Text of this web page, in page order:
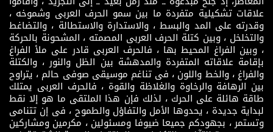
علاقات تشكيلية متفردة ما بين سمو الحرف العربى وشموخه ،
وقدرته على المد والبسط ، والاستدارة والاستطالة ، والتضاغط
والتخلخل ، وبين كتلة الحرف العربى المصمته ، المشحونة بالحركة
، وبين الفراغ المحيط بها ، فالحرف العربى قادر على ملأ الفراغ
بإقامة علاقاته المتفردة والمدهشة بين الظل والنور ، والكتلة
والفراغ ، والخط واللون ، فى تناغم موسيقى صوفى حالم ، يتراوح
بين الرهافة والرخاوة والغلاظة والقوة ، فالحرف العربى يمتلك
طاقة هائلة على الحرك ، لذلك فإن هذا الملتقى ما هو إلا نقط
لبداية جديدة ، يحدوها الأمل والتفاؤل والطموح ، فى إن تتنامى
وتستمر ، بجهودكم جميعا ضيوفا ومسئولين ، مكرمين ومشاركين